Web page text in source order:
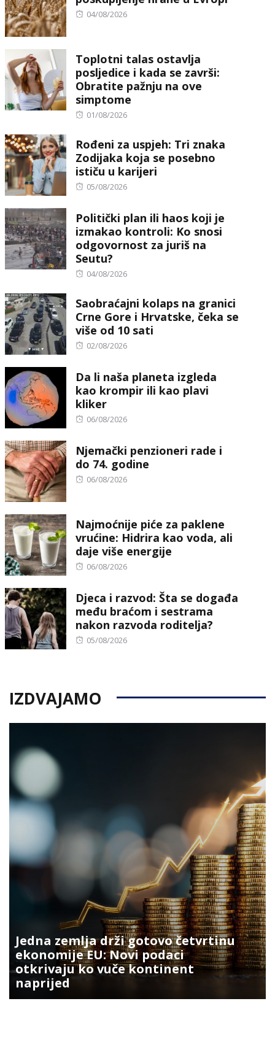
Posted
04/08/2026
Toplotni talas ostavlja
posljedice i kada se završi:
Obratite pažnju na ove
simptome
Posted
01/08/2026
Rođeni za uspjeh: Tri znaka
Zodijaka koja se posebno
ističu u karijeri
Posted
05/08/2026
Politički plan ili haos koji je
izmakao kontroli: Ko snosi
odgovornost za juriš na
Seutu?
Posted
04/08/2026
Saobraćajni kolaps na granici
Crne Gore i Hrvatske, čeka se
više od 10 sati
Posted
02/08/2026
Da li naša planeta izgleda
kao krompir ili kao plavi
kliker
Posted
06/08/2026
Njemački penzioneri rade i
do 74. godine
Posted
06/08/2026
Najmoćnije piće za paklene
vrućine: Hidrira kao voda, ali
daje više energije
Posted
06/08/2026
Djeca i razvod: Šta se događa
među braćom i sestrama
nakon razvoda roditelja?
Posted
05/08/2026
IZDVAJAMO
Jedna zemlja drži gotovo četvrtinu
ekonomije EU: Novi podaci
otkrivaju ko vuče kontinent
naprijed